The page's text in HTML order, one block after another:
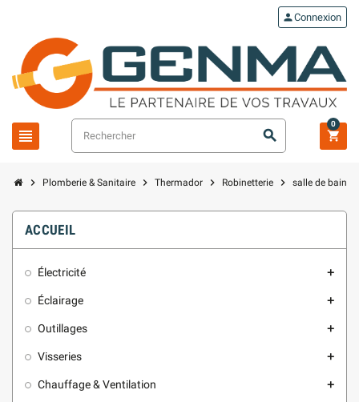
view_headline search
personConnexion
shopping_cart
0
chevron_right Plomberie & Sanitaire chevron_right Thermador chevron_right Robinetterie chevron_right salle de bains
ACCUEIL
Électricité add
Éclairage add
Outillages add
Visseries add
Chauffage & Ventilation add